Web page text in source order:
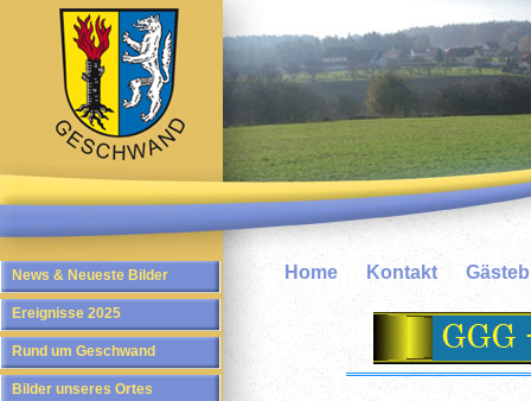
News & Neueste Bilder
Ereignisse 2025
Rund um Geschwand
Bilder unseres Ortes
Home Kontakt